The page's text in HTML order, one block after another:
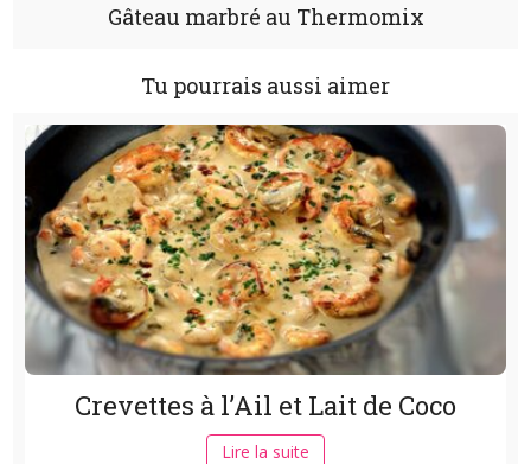
Gâteau marbré au Thermomix
Tu pourrais aussi aimer
Crevettes à l’Ail et Lait de Coco
Lire la suite